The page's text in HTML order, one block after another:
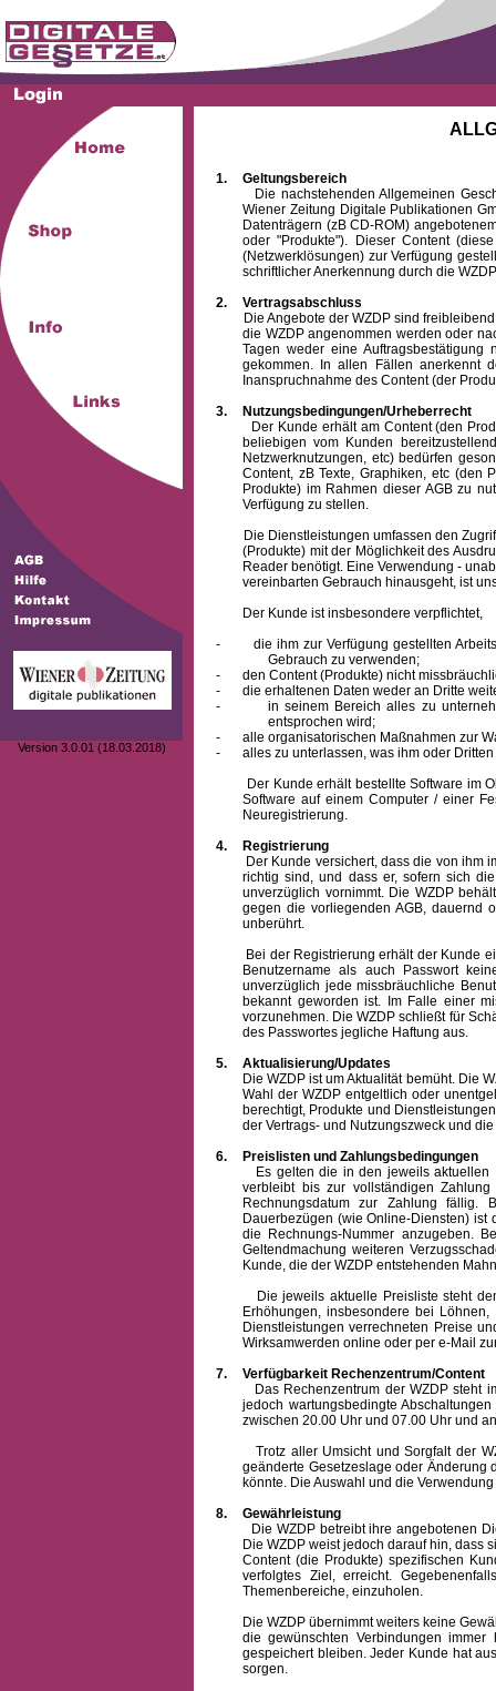
Version 3.0.01 (18.03.2018)
1.
Geltungsbereich
Die nachstehenden Allgemeinen
Wiener Zeitung Digitale Publikationen
Datenträgern (zB CD-ROM)
oder "Produkte"). Dieser Content
(Netzwerklösungen) zur Verfügung
schriftlicher Anerkennung durch die
2.
Vertragsabschluss
Die Angebote der WZDP sind freibleibend.
die WZDP angenommen werden oder
Tagen weder eine
gekommen. In allen Fällen anerkennt
Inanspruchnahme des Content (der
3.
Nutzungsbedingungen/Urheberrecht
Der Kunde erhält am Content (den
beliebigen vom Kunden
Netzwerknutzungen, etc) bedürfen
Content, zB Texte, Graphiken, etc (den
Produkte) im Rahmen dieser AGB zu
Verfügung zu stellen.
Die Dienstleistungen umfassen den Zugriff
(Produkte) mit der Möglichkeit des
Reader benötigt. Eine Verwendung -
vereinbarten Gebrauch hinausgeht, ist
Der Kunde ist insbesondere verpflichtet,
-
die ihm zur Verfügung gestellten
Gebrauch zu verwenden;
-
den Content (Produkte) nicht
-
die erhaltenen Daten weder an Dritte
-
in seinem Bereich alles zu
entsprochen wird;
-
alle organisatorischen Maßnahmen zur
-
alles zu unterlassen, was ihm oder
Der Kunde erhält bestellte Software im
Software auf einem Computer / einer
Neuregistrierung.
4.
Registrierung
Der Kunde versichert, dass die von ihm
richtig sind, und dass er, sofern sich
unverzüglich vornimmt. Die WZDP
gegen die vorliegenden AGB, dauernd
unberührt.
Bei der Registrierung erhält der Kunde
Benutzernameals auch Passwort
unverzüglich jede missbräuchliche
bekannt geworden ist. Im Falle einer
vorzunehmen. Die WZDP schließt für
des Passwortes jegliche Haftung aus.
5.
Aktualisierung/Updates
Die WZDP ist um Aktualität bemüht. Die
Wahl der WZDP entgeltlich oder
berechtigt, Produkte und
der Vertrags- und Nutzungszweck und
6.
Preislisten und Zahlungsbedingungen
Es gelten die in den jeweils aktuellen
verbleibt bis zur vollständigen
Rechnungsdatum zur Zahlung fällig.
Dauerbezügen (wie Online-Diensten)
die Rechnungs-Nummer anzugeben.
Geltendmachung weiteren
Kunde, die der WZDP entstehenden
Die jeweils aktuelle Preisliste steht dem
Erhöhungen, insbesondere bei
Dienstleistungen verrechneten Preise
Wirksamwerden online oder per e-Mail
7.
Verfügbarkeit Rechenzentrum/Content
Das Rechenzentrum der WZDP steht im
jedoch wartungsbedingte
zwischen 20.00 Uhr und 07.00 Uhr und
Trotz aller Umsicht und Sorgfalt der
geänderte Gesetzeslage oder Änderung
könnte. Die Auswahl und die
8.
Gewährleistung
Die WZDP betreibt ihre angebotenen
Die WZDP weist jedoch darauf hin, dass
Content (die Produkte) spezifischen
verfolgtes Ziel, erreicht.
Themenbereiche, einzuholen.
Die WZDP übernimmt weiters keine
die gewünschten Verbindungen
gespeichert bleiben. Jeder Kunde hat
sorgen.